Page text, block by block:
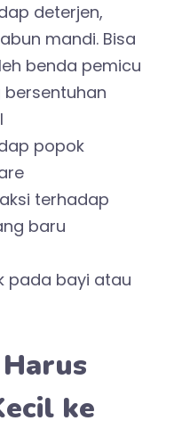
deterjen,
mandi. Bisa
benda pemicu
bersentuhan
popok
terhadap
baru
pada bayi atau
ke